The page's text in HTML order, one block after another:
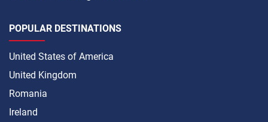
POPULAR DESTINATIONS
United States of America
United Kingdom
Romania
Ireland